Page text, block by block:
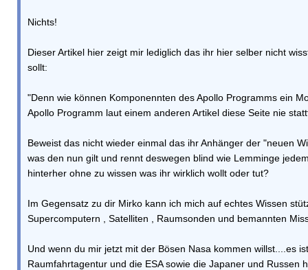
Nichts!
Dieser Artikel hier zeigt mir lediglich das ihr hier selber nicht
sollt:
"Denn wie können Komponennten des Apollo Programms ein
Apollo Programm laut einem anderen Artikel diese Seite nie
Beweist das nicht wieder einmal das ihr Anhänger der "neuen
was den nun gilt und rennt deswegen blind wie Lemminge
hinterher ohne zu wissen was ihr wirklich wollt oder tut?
Im Gegensatz zu dir Mirko kann ich mich auf echtes Wissen
Supercomputern , Satelliten , Raumsonden und bemannten
Und wenn du mir jetzt mit der Bösen Nasa kommen willst....es
Raumfahrtagentur und die ESA sowie die Japaner und Russen